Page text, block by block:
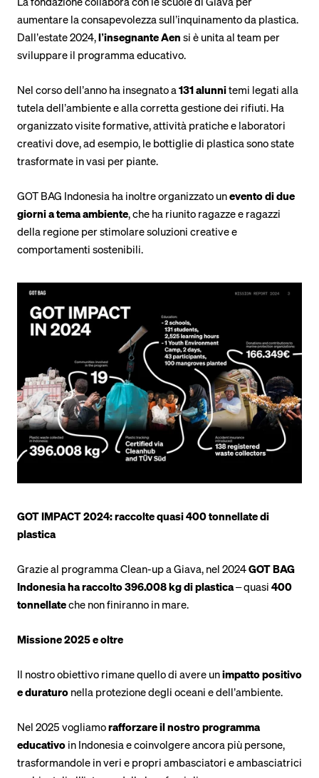
aumentare la consapevolezza sull’inquinamento da plastica.
Dall’estate 2024,l’insegnante Aen si è unita al team per
sviluppare il programma educativo.
Nel corso dell’anno ha insegnato a 131 alunnitemi legati alla
tutela dell’ambiente e alla corretta gestione dei rifiuti. Ha
organizzato visite formative, attività pratiche e laboratori
creativi dove, ad esempio, le bottiglie di plastica sono state
trasformate in vasi per piante.
GOT BAG Indonesia ha inoltre organizzato unevento di due
giorni a tema ambiente, che ha riunito ragazze e ragazzi
della regione per stimolare soluzioni creative e
comportamenti sostenibili.
GOT IMPACT 2024: raccolte quasi 400 tonnellate di
plastica
Grazie al programma Clean-up a Giava, nel 2024GOT BAG
Indonesia ha raccolto 396.008 kg di plastica– quasi 400
tonnellateche non finiranno in mare.
Missione 2025 e oltre
Il nostro obiettivo rimane quello di avere unimpatto positivo
e duraturo nella protezione degli oceani e dell’ambiente.
Nel 2025 vogliamorafforzare il nostro programma
educativo in Indonesia e coinvolgere ancora più persone,
trasformandole in veri e propri ambasciatori e ambasciatrici